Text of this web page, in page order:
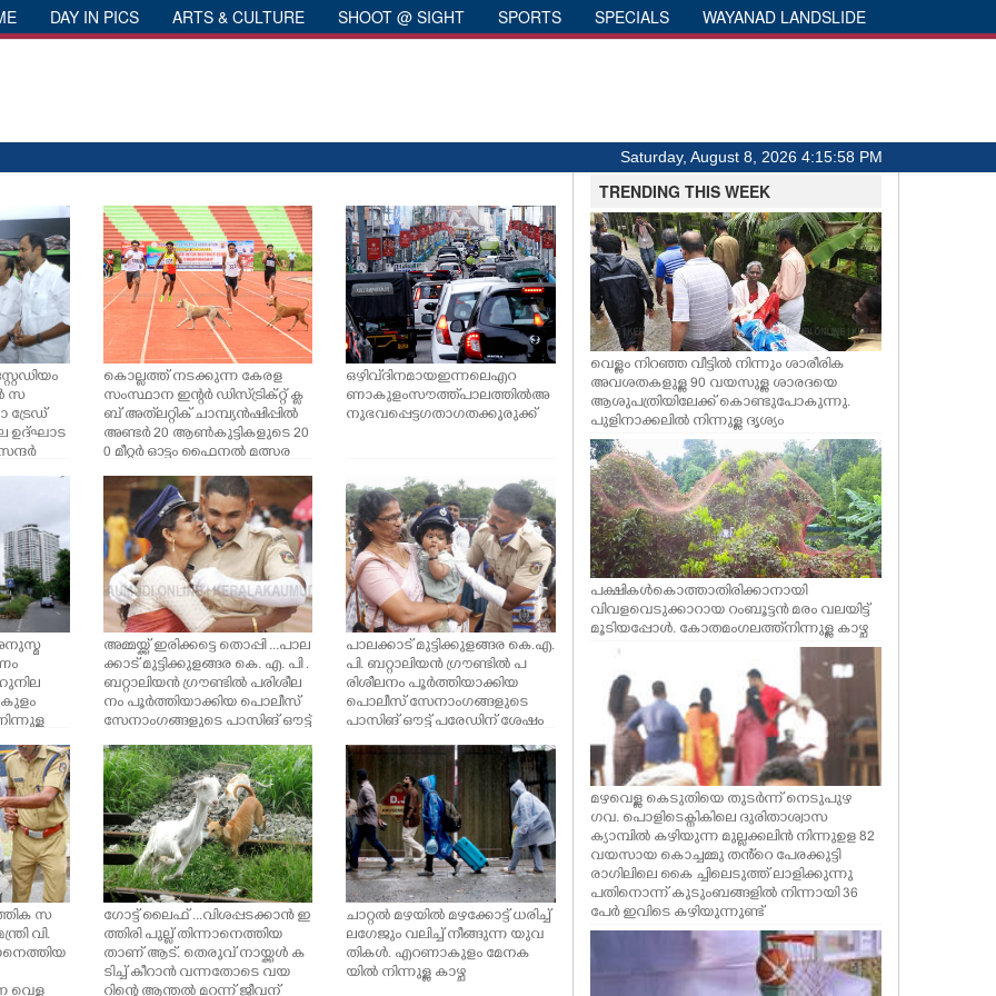
DAY IN PICS ARTS & CULTURE SHOOT @ SIGHT SPORTS SPECIALS WAYANAD LANDSLIDE
Saturday, August 8, 2026 4:15:59 PM
സ
ട്രേഡ്
ഉദ്ഘാട
സ
സ
കൊല്ലത്ത് നടക്കുന്ന കേരള
സംസ്ഥാന ഇന്റർ ഡിസ്ട്രിക്റ്റ് ക്ല
ബ് അത്‌ലറ്റിക് ചാമ്പ്യൻഷിപ്പിൽ
അണ്ടർ 20 ആൺകുട്ടികളുടെ 20
0 മീറ്റർ ഓട്ടം ഫൈനൽ മത്സര
ത്തിനിടെ സിന്തറ്റിക് ട്രാക്കിന്
കുറുകെ ഓടുന്ന നായകൾ.
ഒഴിവ് ദിനമായ ഇന്നലെ എറ
ണാകുളം സൗത്ത് പാലത്തിൽ അ
നുഭവപ്പെട്ട ഗതാഗതക്കുരുക്ക്
അമ്മയ്ക്ക് ഇരിക്കട്ടെ തൊപ്പി ...പാല
ക്കാട് മുട്ടിക്കുളങ്ങര കെ. എ. പി .
ബറ്റാലിയൻ ഗ്രൗണ്ടിൽ പരിശീല
നം പൂർത്തിയാക്കിയ പൊലീസ്
സേനാംഗങ്ങളുടെ പാസിങ് ഔട്ട്
പരേഡിന് ശേഷം എലവഞ്ചേരി
സ്വദേശിയായ രാഹുൽ സി. ത
ൻ്റെ തൊപ്പി അമ്മയ്ക്ക് നൽകിയ
ശേഷം ഇരുവരും സന്തോഷം പ
ങ്ക്ഇടുന്നു.
പാലക്കാട് മുട്ടിക്കുളങ്ങര കെ.എ.
പി. ബറ്റാലിയൻ ഗ്രൗണ്ടിൽ പ
രിശീലനം പൂർത്തിയാക്കിയ
പൊലീസ് സേനാംഗങ്ങളുടെ
പാസിങ് ഔട്ട് പരേഡിന് ശേഷം
ഹരിശാന്ത് തൻ്റെ കൂട്ടിക്ക്
പൊലീസ് തൊപ്പി അ
ണിയിക്കുന്നു അമ്മ വീണ
യുമായി സന്തോഷം പങ്ക്‌വ
യ്ക്കുന്നു.
സ
വി.
വെള്ള
ഗോട്ട് ലൈഫ് ...വിശപ്പടക്കാൻ ഇ
ത്തിരി പുല്ല് തിന്നാനെത്തിയ
താണ് ആട്. തെരുവ് നായ്ക്കൾ ക
ടിച്ച് കീറാൻ വന്നതോടെ വയ
റിന്റെ ആന്തൽ മറന്ന് ജീവന്
ചാറ്റൽ മഴയിൽ മഴക്കോട്ട് ധരിച്ച്
ലഗേജും വലിച്ച് നീങ്ങുന്ന യുവ
തികൾ. എറണാകുളം മേനക
യിൽ നിന്നുള്ള കാഴ്ച
TRENDING THIS WEEK
വെള്ളം നിറഞ്ഞ വീട്ടിൽ നിന്നും ശാരീരിക
അവശതകളുള്ള 90 വയസുള്ള ശാരദയെ
ആശുപത്രിയിലേക്ക് കൊണ്ടുപോകുന്നു.
പുളിനാക്കലിൽ നിന്നുള്ള ദൃശ്യം
പക്ഷികൾ കൊത്താതിരിക്കാനായി
വിവളവെടുക്കാറായ റംബൂട്ടൻ മരം വലയിട്ട്
മൂടിയപ്പോൾ. കോതമംഗലത്ത് നിന്നുള്ള കാഴ്ച
മഴവെള്ള കെടുതിയെ തുടർന്ന് നെടുപുഴ
ഗവ. പൊളിടെക്നികിലെ ദുരിതാശ്വാസ
ക്യാമ്പിൽ കഴിയുന്ന മുല്ലക്കലിൻ നിന്നുഉള 82
വയസായ കൊച്ചമ്മു തൻ്റെ പേരക്കുട്ടി
രാഗിലിലെ കൈ ച്ചിലെടുത്ത് ലാളിക്കുന്നു
പതിനൊന്ന് കുടുംബങ്ങളിൽ നിന്നായി 36
പേർ ഇവിടെ കഴിയുന്നുണ്ട്